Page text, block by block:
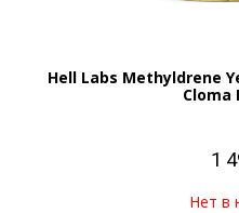
Hell Labs Methyldrene
Cloma
1
Нет в